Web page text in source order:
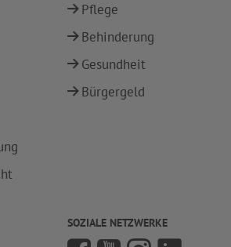
Pflege
Behinderung
Gesundheit
Bürgergeld
SOZIALE NETZWERKE